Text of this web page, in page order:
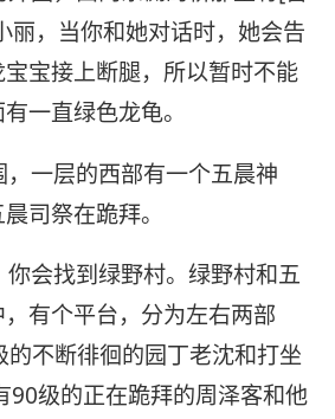
丽，当你和她对话时，她会告
宝接上断腿，所以暂时不能
一直绿色龙龟。
一层的西部有一个五晨神
司祭在跪拜。
会找到绿野村。绿野村和五
有个平台，分为左右两部
不断徘徊的园丁老沈和打坐
90级的正在跪拜的周泽客和他